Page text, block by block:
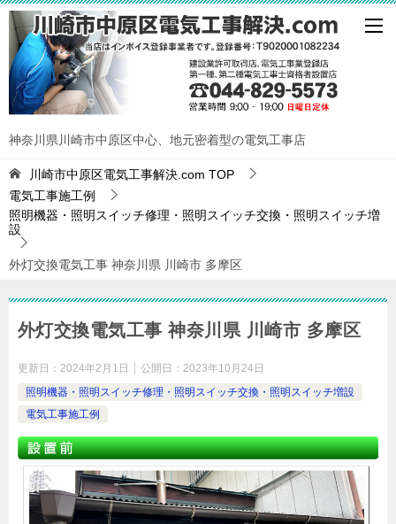
神奈川県川崎市中原区中心、地元密着型の電気工事店
川崎市中原区電気工事解決.com TOP
電気工事施工例
照明機器・照明スイッチ修理・照明スイッチ交換・照明スイッチ増
設
外灯交換電気工事 神奈川県 川崎市 多摩区
外灯交換電気工事 神奈川県 川崎市 多摩区
更新日： 2024年2月1日 公開日： 2023年10月24日
照明機器・照明スイッチ修理・照明スイッチ交換・照明スイッチ増設
電気工事施工例